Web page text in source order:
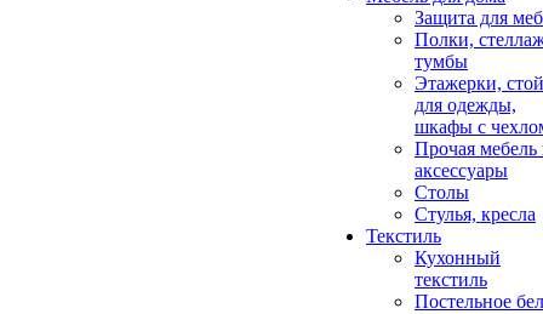
Защита для
Полки,
тумбы
Этажерки,
для одежды,
шкафы с
Прочая мебель
аксессуары
Столы
Стулья, кресла
Текстиль
Кухонный
текстиль
Постельное